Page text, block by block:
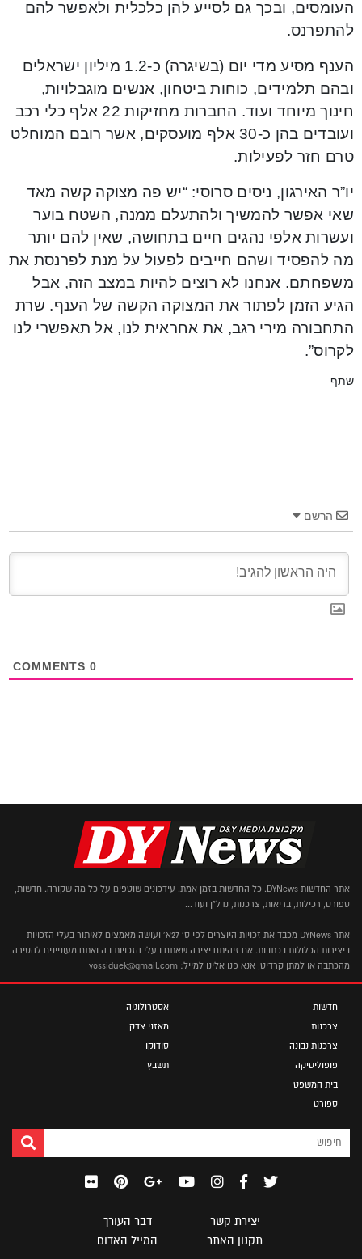
העומסים, ובכך גם לסייע להן כלכלית ולאפשר להם
להתפרנס.
הענף מסיע מדי יום (בשיגרה) כ-1.2 מיליון ישראלים
ובהם תלמידים, כוחות ביטחון, אנשים מוגבלויות,
חינוך מיוחד ועוד. החברות מחזיקות 22 אלף כלי רכב
ועובדים בהן כ-30 אלף מועסקים, אשר רובם המוחלט
טרם חזר לפעילות.
יו”ר האירגון, ניסים סרוסי: “יש פה מצוקה קשה מאד
שאי אפשר להמשיך ולהתעלם ממנה, השטח בוער
ועשרות אלפי נהגים חיים בתחושה, שאין להם יותר
מה להפסיד ושהם חייבים לפעול על מנת לפרנסת את
משפחתם. אנחנו לא רוצים להיות במצב הזה, אבל
הגיע הזמן לפתור את המצוקה הקשה של הענף. שרת
התחבורה מירי רגב, את אחראית לנו, אל תאפשרי לנו
לקרוס”.
שתף
הרשם
0
אתר החדשות DYNews. כל החדשות בזמן אמת. עידכונים שוטפים על כל מה שקורה. חדשות,
ספורט, רכילות, בריאות, צרכנות, נדל"ן ועוד...
אתר DYNews מכבד את זכויות היוצרים לפי ס' 27א' ועושה מאמצים לאיתור בעלי הזכויות
ביצירות הכלולות בכתבות. אם זיהיתם יצירה שאתם בעלי הזכויות בה ואתם מעוניינים להסירה
מהכתבה או למתן קרדיט, אנא פנו אלינו למייל: yossiduek@gmail.com
חדשות
צרכנות
צרכנות נבונה
פופוליטיקה
בית המשפט
ספורט
אסטרולוגיה
מאזני צדק
סודוקו
תשבץ
יצירת קשר
דבר העורך
תקנון האתר
המייל האדום